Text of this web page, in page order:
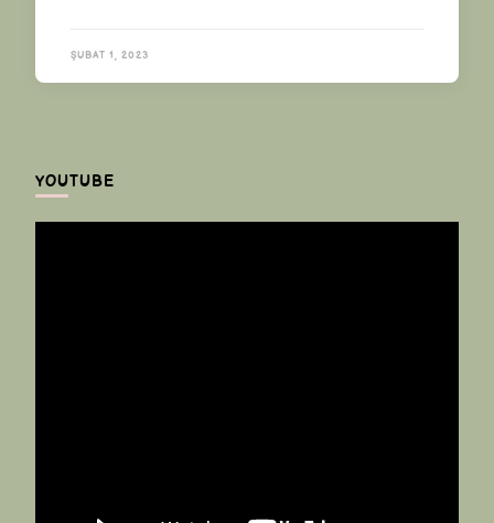
ŞUBAT 1, 2023
YOUTUBE